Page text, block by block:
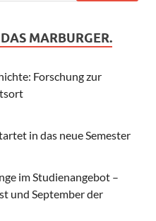
MARBURGER.
Forschung zur
in das neue Semester
im Studienangebot –
und September der